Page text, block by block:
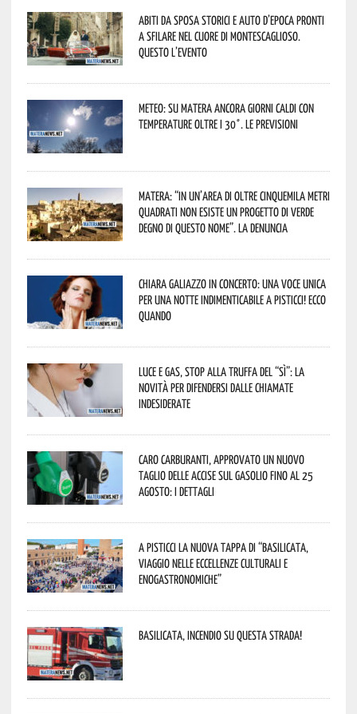
Abiti da sposa storici e auto d’epoca pronti
a sfilare nel cuore di Montescaglioso.
Questo l’evento
Meteo: su Matera ancora giorni caldi con
temperature oltre i 30°. Le previsioni
Matera: “In un’area di oltre cinquemila metri
quadrati non esiste un progetto di verde
degno di questo nome”. La denuncia
Chiara Galiazzo in concerto: una voce unica
per una notte indimenticabile a Pisticci! Ecco
quando
Luce e gas, stop alla truffa del “Sì”: la
novità per difendersi dalle chiamate
indesiderate
Caro carburanti, approvato un nuovo
taglio delle accise sul gasolio fino al 25
agosto: i dettagli
A Pisticci la nuova tappa di “Basilicata,
viaggio nelle eccellenze culturali e
enogastronomiche”
Basilicata, incendio su questa strada!